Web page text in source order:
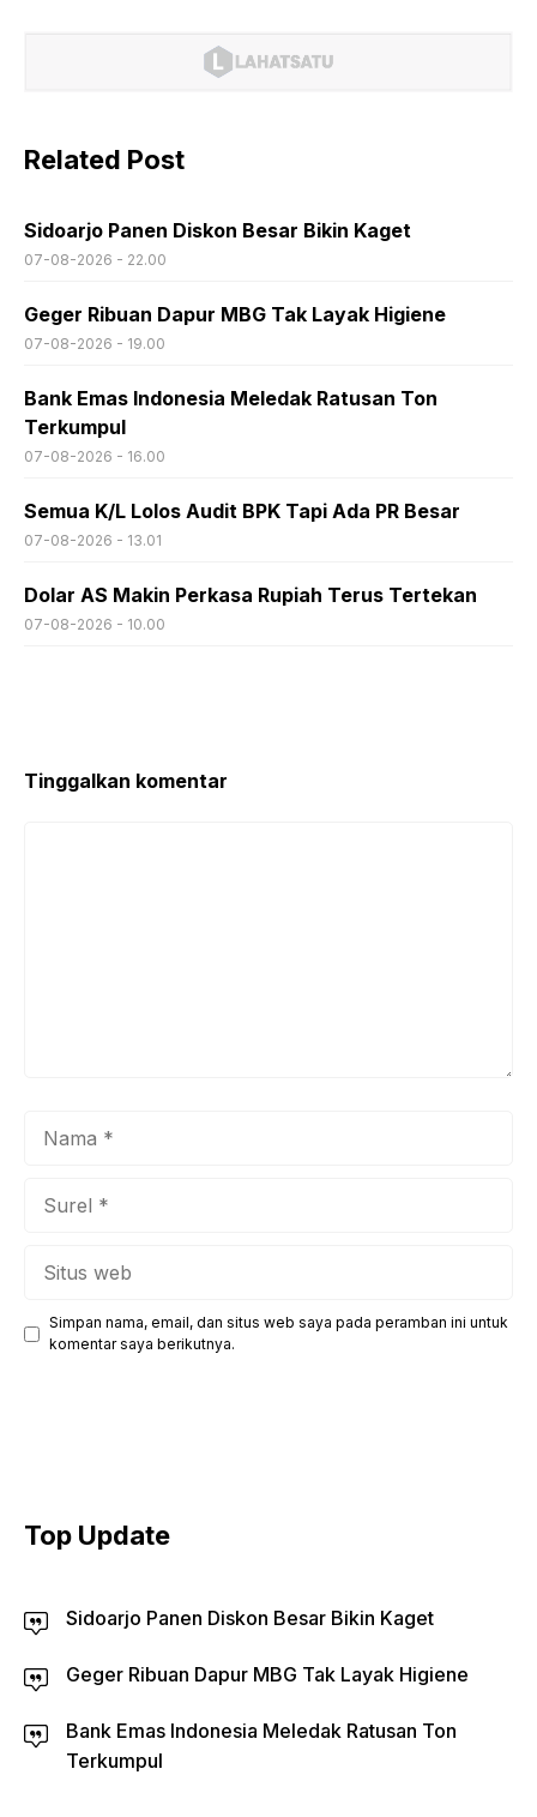
Related Post
Sidoarjo Panen Diskon Besar Bikin Kaget
07-08-2026 - 22.00
Geger Ribuan Dapur MBG Tak Layak Higiene
07-08-2026 - 19.00
Bank Emas Indonesia Meledak Ratusan Ton
Terkumpul
07-08-2026 - 16.00
Semua K/L Lolos Audit BPK Tapi Ada PR Besar
07-08-2026 - 13.01
Dolar AS Makin Perkasa Rupiah Terus Tertekan
07-08-2026 - 10.00
Tinggalkan komentar
Simpan nama, email, dan situs web saya pada peramban ini untuk
komentar saya berikutnya.
Top Update
Sidoarjo Panen Diskon Besar Bikin Kaget
Geger Ribuan Dapur MBG Tak Layak Higiene
Bank Emas Indonesia Meledak Ratusan Ton
Terkumpul